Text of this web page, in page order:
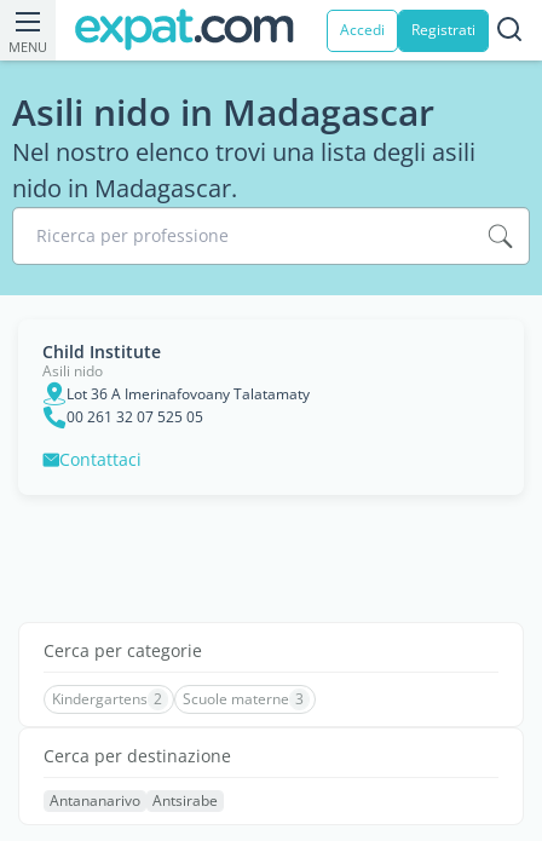
MENU
Accedi Registrati
Asili nido in Madagascar
Nel nostro elenco trovi una lista degli asili
nido in Madagascar.
Ricerca per professione
Child Institute
Asili nido
Lot 36 A Imerinafovoany Talatamaty
00 261 32 07 525 05
Contattaci
Cerca per categorie
Kindergartens 2 Scuole materne 3
Cerca per destinazione
Antananarivo Antsirabe